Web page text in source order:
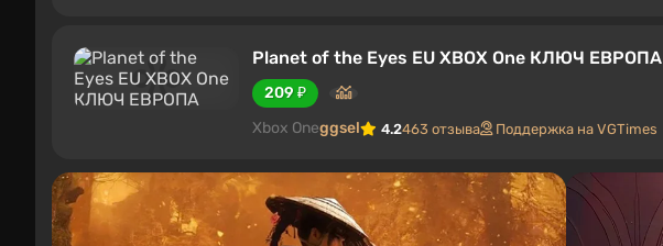
Planet of the Eyes EU XBOX One КЛЮЧ ЕВРОПА
209 ₽
Xbox Oneggsel 4.2463 отзыва Поддержка на VGTimes